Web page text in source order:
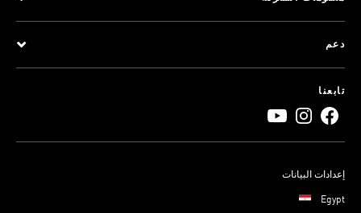
دعم
تابعنا
إعدادات البيانات
Egypt